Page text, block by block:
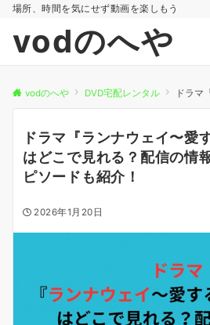
場所、時間を気にせず動画を楽しもう
vodのへや
vodのへや DVD宅配レンタル ドラマ『ランナウェ
ドラマ『ランナウェイ〜愛
はどこで見れる？配信の情
ピソードも紹介！
2026年1月20日